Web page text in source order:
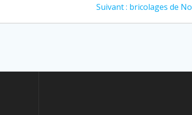
Suivant : Article
bricolages de